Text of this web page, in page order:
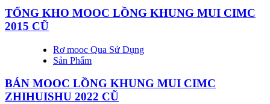
TỔNG KHO MOOC LỒNG KHUNG MUI CIMC
2015 CŨ
Rơ mooc Qua Sử Dụng
Sản Phẩm
BÁN MOOC LỒNG KHUNG MUI CIMC
ZHIHUISHU 2022 CŨ